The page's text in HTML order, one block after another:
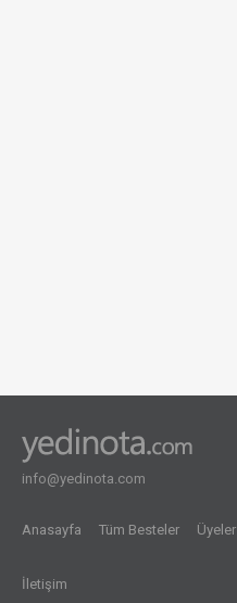
info@yedinota.com
Anasayfa Tüm Besteler Üyeler
İletişim